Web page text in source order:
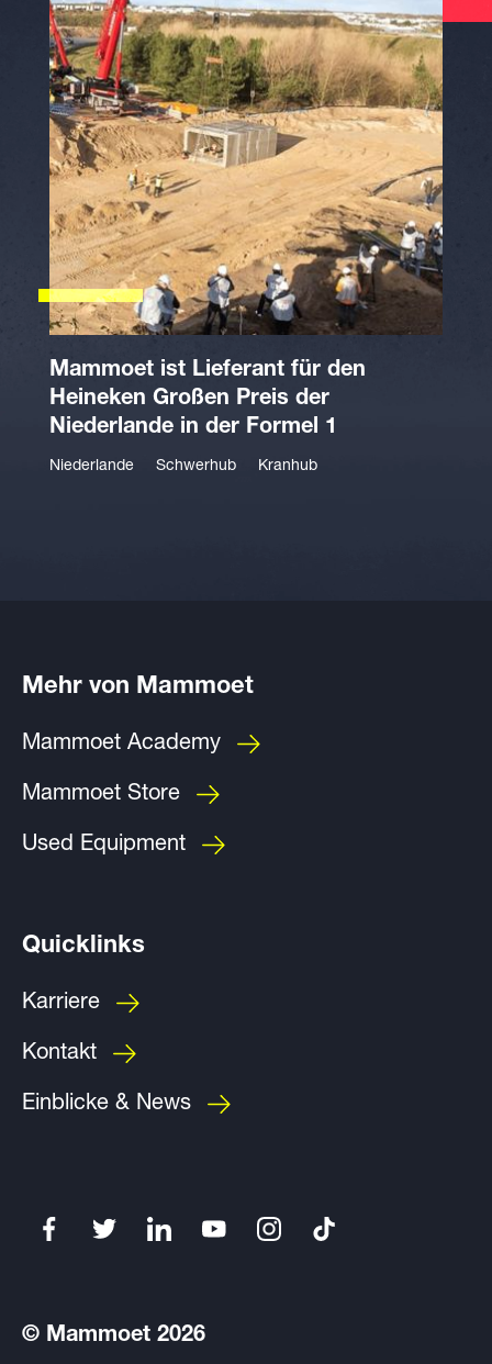
Mammoet ist Lieferant für den
Heineken Großen Preis der
Niederlande in der Formel 1
Niederlande Schwerhub Kranhub
Mehr von Mammoet
Mammoet Academy
Mammoet Store
Used Equipment
Quicklinks
Karriere
Kontakt
Einblicke & News
© Mammoet 2026